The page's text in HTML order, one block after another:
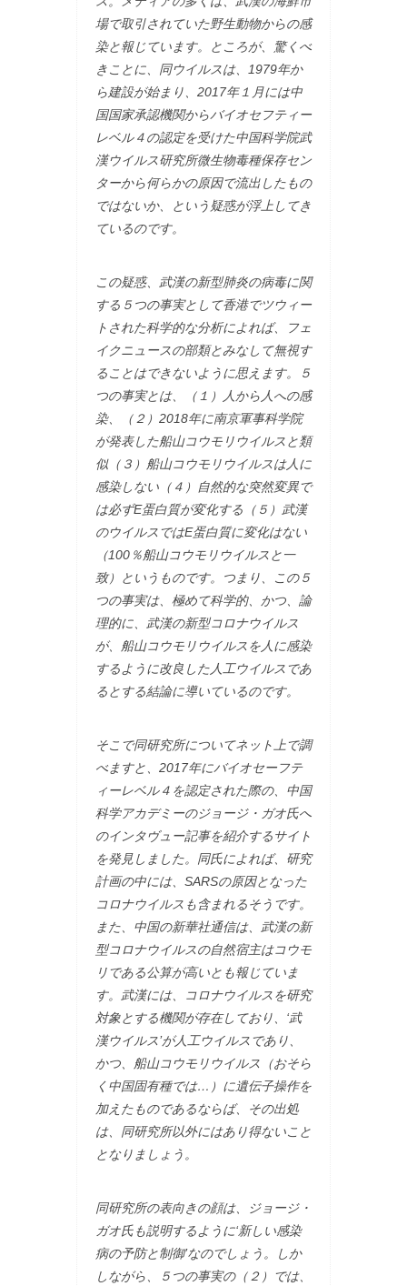
場で取引されていた野生動物からの感
染と報じています。ところが、驚くべ
きことに、同ウイルスは、1979年か
ら建設が始まり、2017年１月には中
国国家承認機関からバイオセフティー
レベル４の認定を受けた中国科学院武
漢ウイルス研究所微生物毒種保存セン
ターから何らかの原因で流出したもの
ではないか、という疑惑が浮上してき
ているのです。
この疑惑、武漢の新型肺炎の病毒に関
する５つの事実として香港でツウィー
トされた科学的な分析によれば、フェ
イクニュースの部類とみなして無視す
ることはできないように思えます。５
つの事実とは、（１）人から人への感
染、（２）2018年に南京軍事科学院
が発表した船山コウモリウイルスと類
似（３）船山コウモリウイルスは人に
感染しない（４）自然的な突然変異で
は必ずE蛋白質が変化する（５）武漢
のウイルスではE蛋白質に変化はない
（100％船山コウモリウイルスと一
致）というものです。つまり、この５
つの事実は、極めて科学的、かつ、論
理的に、武漢の新型コロナウイルス
が、船山コウモリウイルスを人に感染
するように改良した人工ウイルスであ
るとする結論に導いているのです。
そこで同研究所についてネット上で調
べますと、2017年にバイオセーフテ
ィーレベル４を認定された際の、中国
科学アカデミーのジョージ・ガオ氏へ
のインタヴュー記事を紹介するサイト
を発見しました。同氏によれば、研究
計画の中には、SARSの原因となった
コロナウイルスも含まれるそうです。
また、中国の新華社通信は、武漢の新
型コロナウイルスの自然宿主はコウモ
リである公算が高いとも報じていま
す。武漢には、コロナウイルスを研究
対象とする機関が存在しており、‘武
漢ウイルス’が人工ウイルスであり、
かつ、船山コウモリウイルス（おそら
く中国固有種では…）に遺伝子操作を
加えたものであるならば、その出処
は、同研究所以外にはあり得ないこと
となりましょう。
同研究所の表向きの顔は、ジョージ・
ガオ氏も説明するように‘新しい感染
病の予防と制御’なのでしょう。しか
しながら、５つの事実の（２）では、